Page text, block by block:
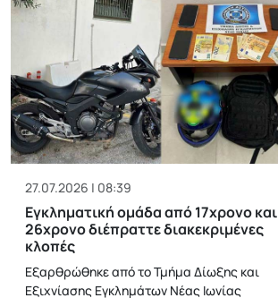
27.07.2026 | 08:39
Εγκληματική ομάδα από 17χρονο και
26χρονο διέπραττε διακεκριμένες
κλοπές
Εξαρθρώθηκε από το Τμήμα Δίωξης και
Εξιχνίασης Εγκλημάτων Νέας Ιωνίας